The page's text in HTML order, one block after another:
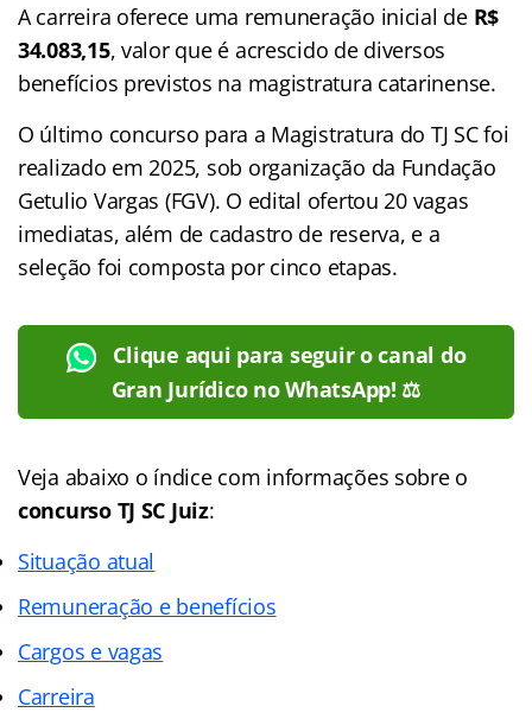
A carreira oferece uma remuneração inicial de R$
34.083,15, valor que é acrescido de diversos
benefícios previstos na magistratura catarinense.
O último concurso para a Magistratura do TJ SC foi
realizado em 2025, sob organização da Fundação
Getulio Vargas (FGV). O edital ofertou 20 vagas
imediatas, além de cadastro de reserva, e a
seleção foi composta por cinco etapas.
Clique aqui para seguir o canal do
Gran Jurídico no WhatsApp! ⚖️
Veja abaixo o índicecom informações sobre o
concurso TJ SC Juiz:
Situação atual
Remuneração e benefícios
Cargos e vagas
Carreira